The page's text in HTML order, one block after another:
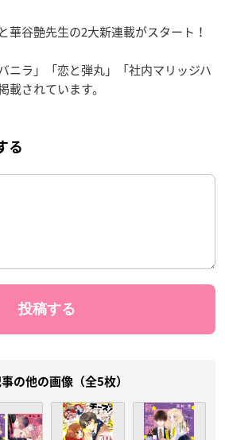
華谷艶先生の2大新連載がスタート！
ニラ」「恋と弾丸」「社内マリッジハ
載されています。
る
の他の画像（全5枚）